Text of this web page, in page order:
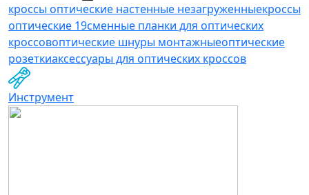
кроссы оптические настенные незагруженныекроссы
оптические 19сменные планки для оптических
кроссовоптические шнуры монтажныеоптические
розеткиаксессуары для оптических кроссов
Инструмент